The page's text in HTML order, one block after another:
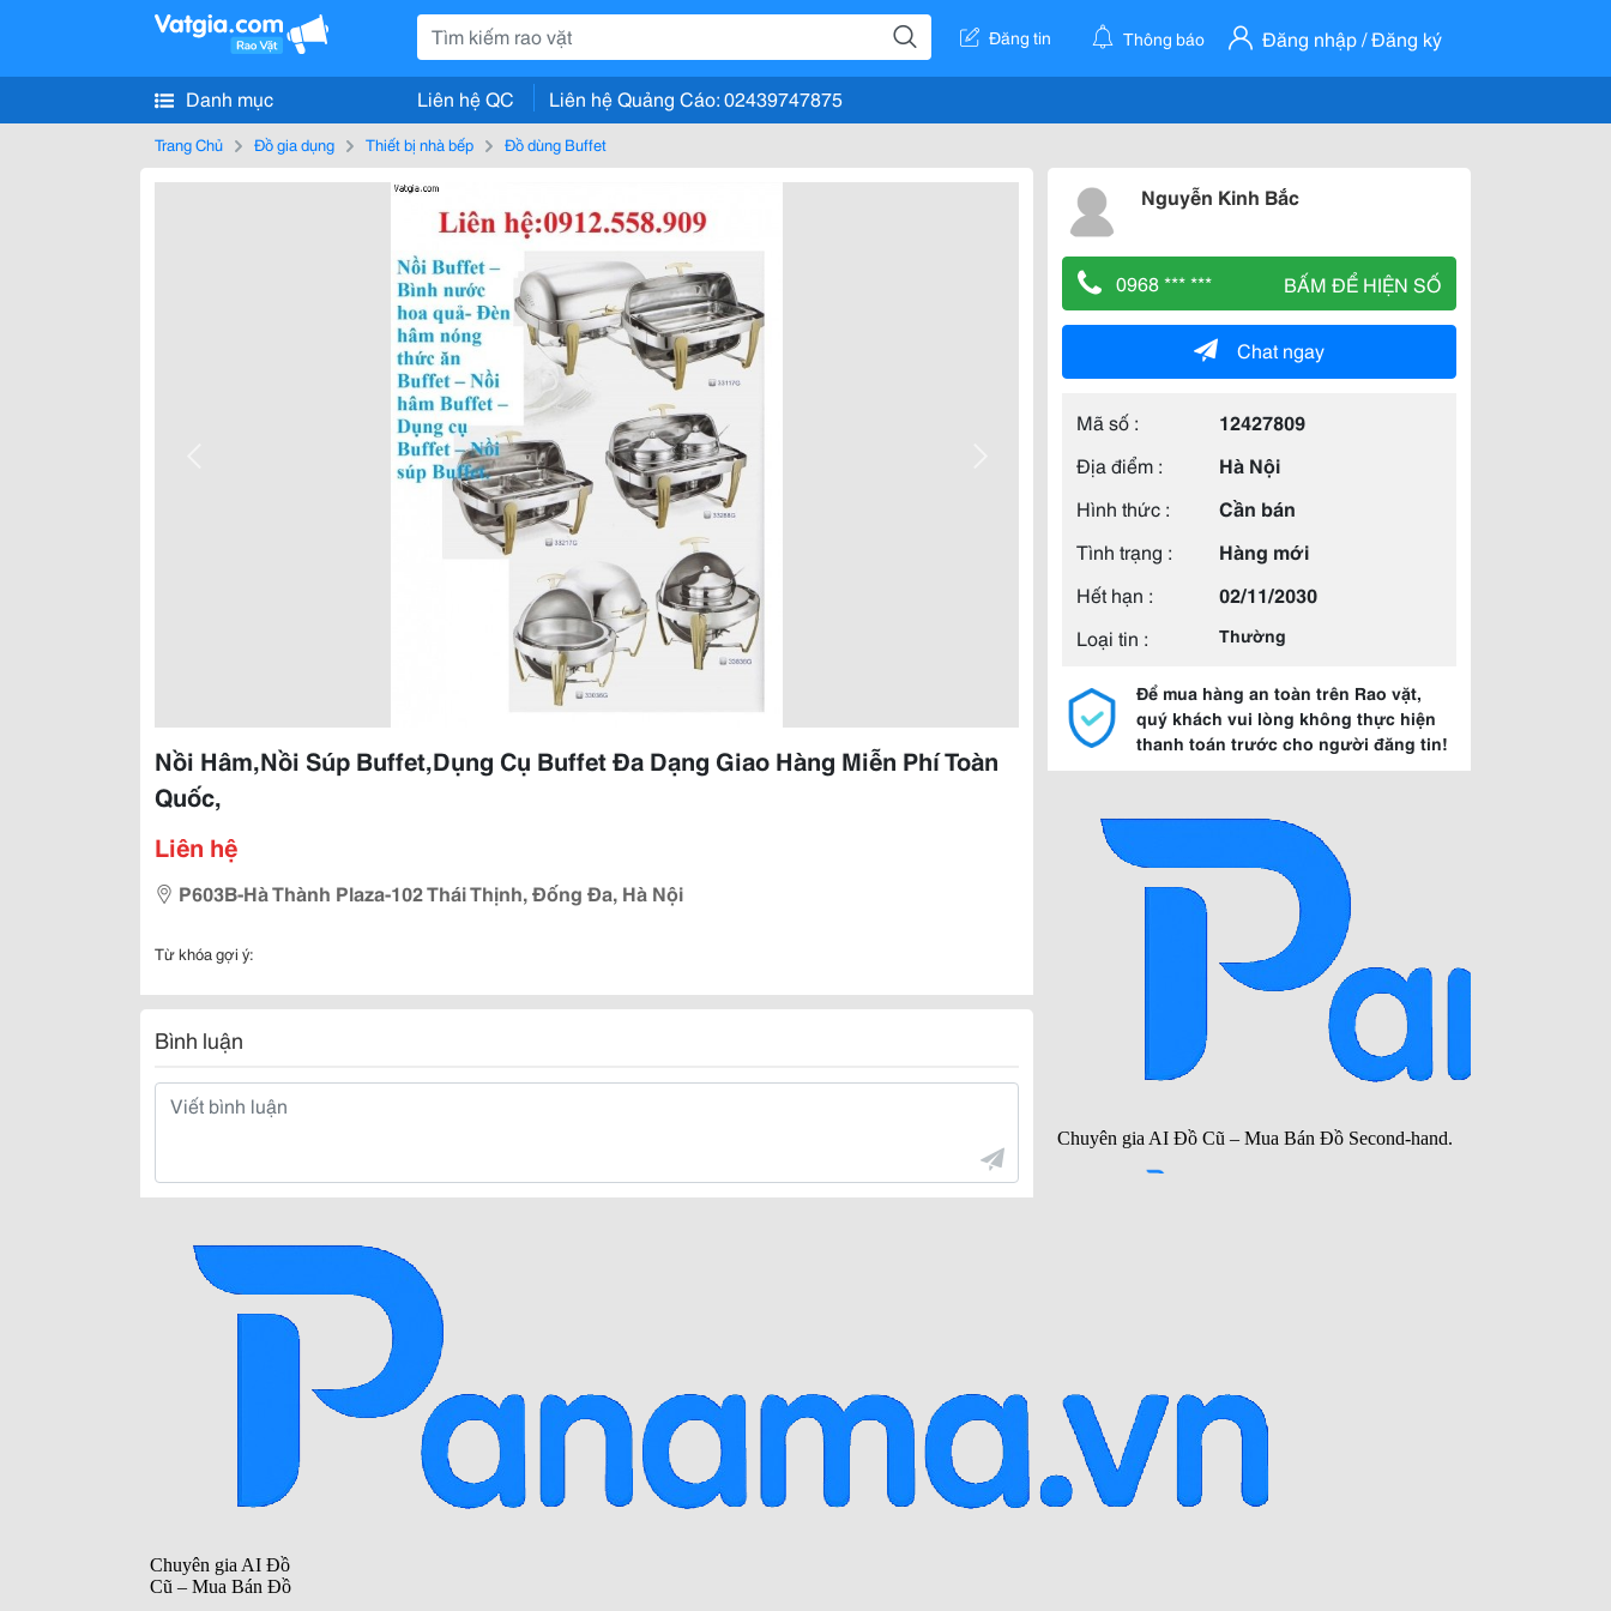
Đăng tin Thông báo Đăng nhập / Đăng ký
Danh mục Liên hệ QC Liên hệ Quảng Cáo: 02439747875
Trang Chủ Đồ gia dụng Thiết bị nhà bếp Đồ dùng Buffet
Nồi Hâm,Nồi Súp Buffet,Dụng Cụ Buffet Đa Dạng Giao Hàng Miễn Phí Toàn
Quốc,
Liên hệ
P603B-Hà Thành Plaza-102 Thái Thịnh, Đống Đa, Hà Nội
Từ khóa gợi ý:
Bình luận
Nguyễn Kinh Bắc
0968 *** *** BẤM ĐỂ HIỆN SỐ
Chat ngay
Mã số :
12427809
Địa điểm :
Hà Nội
Hình thức :
Cần bán
Tình trạng :
Hàng mới
Hết hạn :
02/11/2030
Loại tin :
Thường
Để mua hàng an toàn trên Rao vặt,
quý khách vui lòng không thực hiện
thanh toán trước cho người đăng tin!